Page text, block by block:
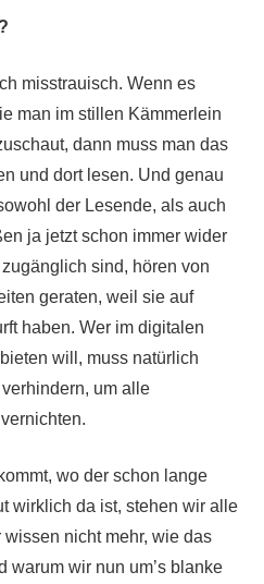
misstrauisch. Wenn es
man im stillen Kämmerlein
dann muss man das
und dort lesen. Und genau
der Lesende, als auch
ja jetzt schon immer wider
sind, hören von
geraten, weil sie auf
haben. Wer im digitalen
will, muss natürlich
um alle
wo der schon lange
wirklich da ist, stehen wir alle
nicht mehr, wie das
warum wir nun um’s blanke